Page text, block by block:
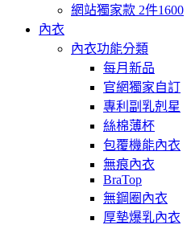
網站獨家款 2件1600
內衣
內衣功能分類
每月新品
官網獨家自訂
專利副乳剋星
絲棉薄杯
包覆機能內衣
無痕內衣
BraTop
無鋼圈內衣
厚墊爆乳內衣